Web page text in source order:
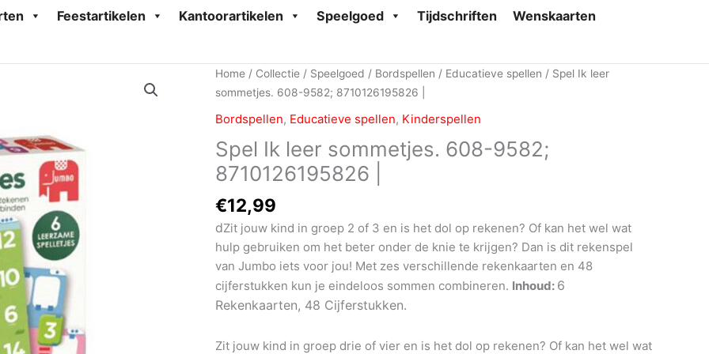
Feestartikelen Kantoorartikelen Speelgoed Tijdschriften
Wenskaarten
Home / Collectie / Speelgoed / Bordspellen / Educatieve spellen / Spel Ik leer
sommetjes. 608-9582; 8710126195826 |
Bordspellen, Educatieve spellen, Kinderspellen
Spel Ik leer sommetjes. 608-9582;
8710126195826 |
€12,99
dZit jouw kind in groep 2 of 3 en is het dol op rekenen? Of kan het wel wat
hulp gebruiken om het beter onder de knie te krijgen? Dan is dit rekenspel
van Jumbo iets voor jou! Met zes verschillende rekenkaarten en 48
cijferstukken kun je eindeloos sommen combineren. Inhoud: 6
Rekenkaarten, 48 Cijferstukken.
Zit jouw kind in groep drie of vier en is het dol op rekenen? Of kan het wel wat